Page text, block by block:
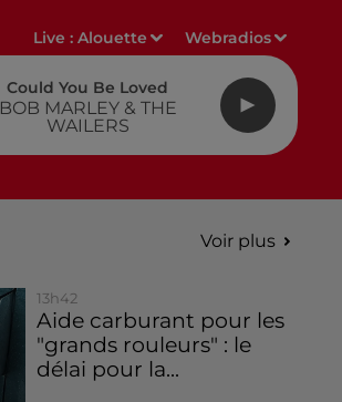
Live :Alouette Webradios
Could You Be Loved
BOB MARLEY & THE
WAILERS
Voir plus
13h42
Aide carburant pour les
"grands rouleurs" : le
délai pour la...